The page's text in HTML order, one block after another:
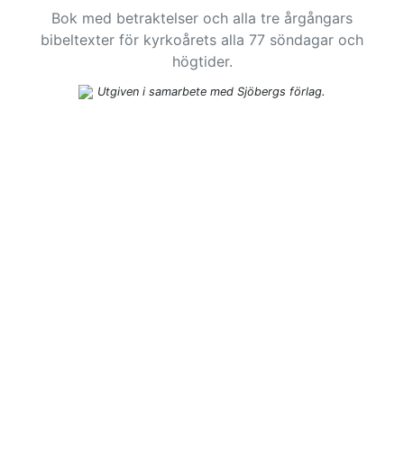
Bok med betraktelser och alla tre årgångars
bibeltexter för kyrkoårets alla 77 söndagar och
högtider.
Utgiven i samarbete med Sjöbergs förlag.